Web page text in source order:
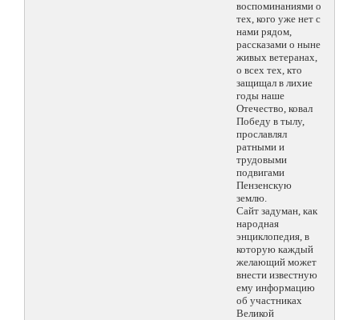
воспоминаниями о
тех, кого уже нет с
нами рядом,
рассказами о ныне
живых ветеранах,
о всех тех, кто
защищал в лихие
годы наше
Отечество, ковал
Победу в тылу,
прославлял
ратными и
трудовыми
подвигами
Пензенскую
землю.
Сайт задуман, как
народная
энциклопедия, в
которую каждый
желающий может
внести известную
ему информацию
об участниках
Великой